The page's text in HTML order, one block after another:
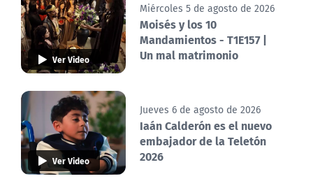
Ver Video
Miércoles 5 de agosto de 2026
Moisés y los 10
Mandamientos - T1E157 |
Un mal matrimonio
Ver Video
Jueves 6 de agosto de 2026
Iaán Calderón es el nuevo
embajador de la Teletón
2026